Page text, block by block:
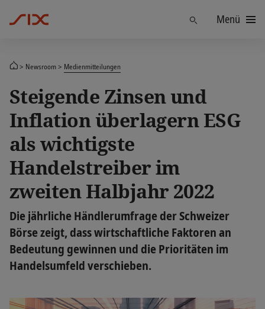
FindenMenü
Newsroom Medienmitteilungen
Steigende Zinsen und
Inflation überlagern ESG
als wichtigste
Handelstreiber im
zweiten Halbjahr 2022
Die jährliche Händlerumfrage der Schweizer
Börse zeigt, dass wirtschaftliche Faktoren an
Bedeutung gewinnen und die Prioritäten im
Handelsumfeld verschieben.